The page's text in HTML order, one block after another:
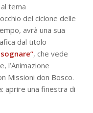
tema
del ciclone delle
avrà una sua
dal titolo
, che vede
l’Animazione
Missioni don Bosco.
aprire una finestra di